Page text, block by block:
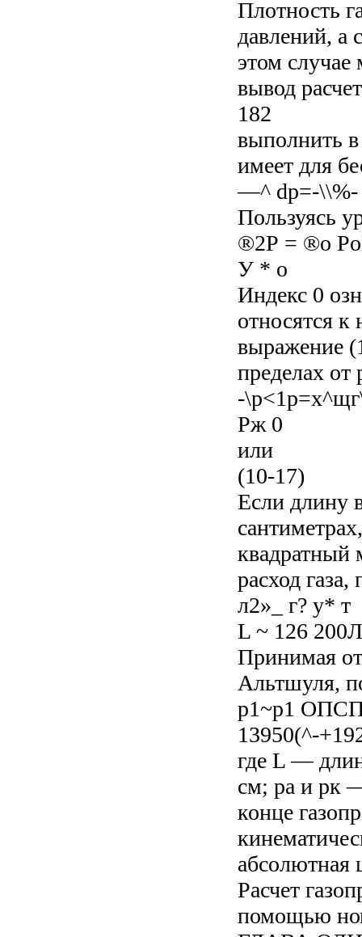
Плотность
давлений, а
этом случае
вывод
182
выполнить
имеет для
—^ dp=-\\%-
Пользуясь
®2Р = ®о
У * о
Индекс 0
относятся
выражение
пределах
-
Рж 0
или
(10-17)
Если длину
квадратный
расход
л2»_ г? у* т
L ~ 126
Принимая
Альтшуля,
р1~р1
13950(^-
где L —
см; ра и рк
конце
абсолютная
Расчет
помощью